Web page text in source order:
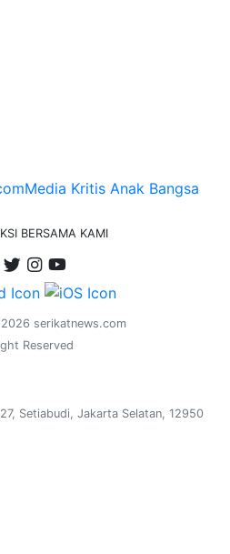
BERSAMA KAMI
serikatnews.com
Reserved
Setiabudi, Jakarta Selatan, 12950